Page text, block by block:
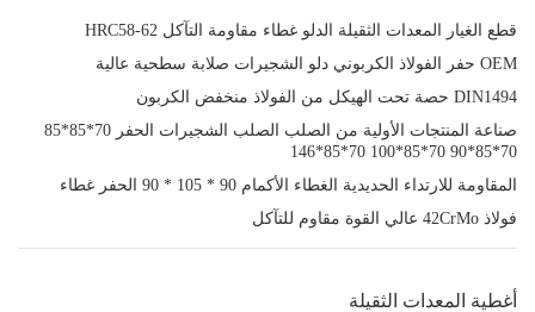
قطع الغيار المعدات الثقيلة الدلو غطاء مقاومة التآكل HRC58-62
OEM حفر الفولاذ الكربوني دلو الشجيرات صلابة سطحية عالية
DIN1494 حصة تحت الهيكل من الفولاذ منخفض الكربون
صناعة المنتجات الأولية من الصلب الصلب الشجيرات الحفر 70*85*85
70*85*90 70*85*100 70*85*146
المقاومة للارتداء الحديدية الغطاء الأكمام 90 * 105 * 90 الحفر غطاء
فولاذ 42CrMo عالي القوة مقاوم للتآكل
أغطية المعدات الثقيلة